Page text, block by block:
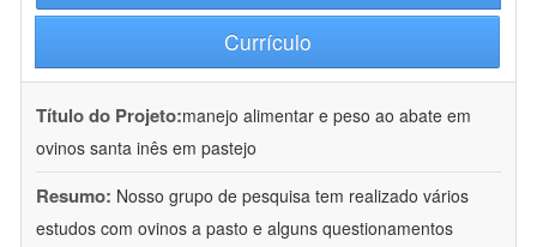
Currículo
Título do Projeto:manejo alimentar e peso ao abate em
ovinos santa inês em pastejo
Resumo: Nosso grupo de pesquisa tem realizado vários
estudos com ovinos a pasto e alguns questionamentos